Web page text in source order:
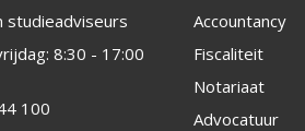
studieadviseurs
8:30 - 17:00
100
Accountancy
Fiscaliteit
Notariaat
Advocatuur